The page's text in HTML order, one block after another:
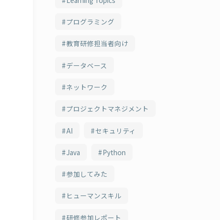
プログラミング
教育研修担当者向け
データベース
ネットワーク
プロジェクトマネジメント
AI セキュリティ
Java Python
参加してみた
ヒューマンスキル
研修参加レポート